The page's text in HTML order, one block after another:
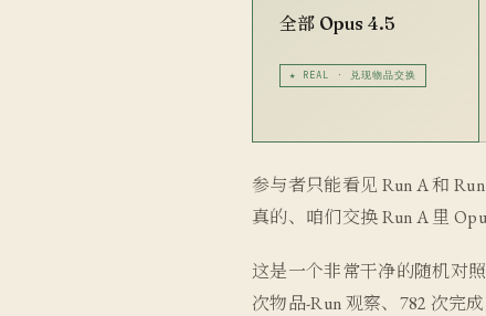
全部 Opus 4.5
★ REAL · 兑现物品交换
参与者只能看见 Run A 和 Run
真的、咱们交换 Run A 里
这是一个非常干净的随机对
次物品-Run 观察、782 次完